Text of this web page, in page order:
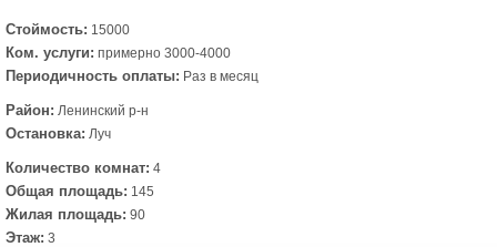
Стоймость: 15000
Ком. услуги: примерно 3000-4000
Периодичность оплаты: Раз в месяц
Район: Ленинский р-н
Остановка: Луч
Количество комнат: 4
Общая площадь: 145
Жилая площадь: 90
Этаж: 3